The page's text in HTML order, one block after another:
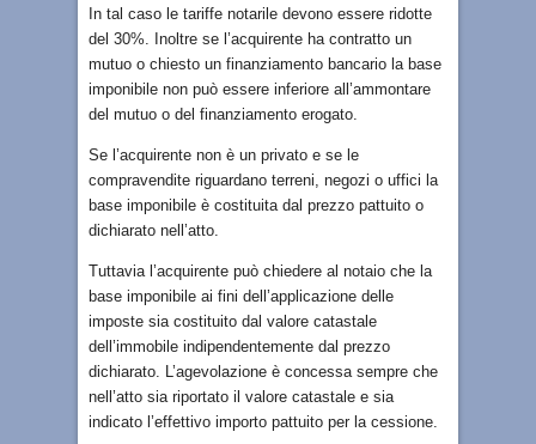
In tal caso le tariffe notarile devono essere ridotte
del 30%. Inoltre se l’acquirente ha contratto un
mutuo o chiesto un finanziamento bancario la base
imponibile non può essere inferiore all’ammontare
del mutuo o del finanziamento erogato.
Se l’acquirente non è un privato e se le
compravendite riguardano terreni, negozi o uffici la
base imponibile è costituita dal prezzo pattuito o
dichiarato nell’atto.
Tuttavia l’acquirente può chiedere al notaio che la
base imponibile ai fini dell’applicazione delle
imposte sia costituito dal valore catastale
dell’immobile indipendentemente dal prezzo
dichiarato. L’agevolazione è concessa sempre che
nell’atto sia riportato il valore catastale e sia
indicato l’effettivo importo pattuito per la cessione.